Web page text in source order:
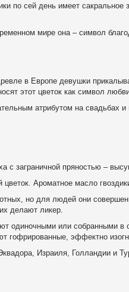
по сей день имеет
мире она – символ
в Европе девушки
этот цветок как символ
атрибутом на свадьбах
с заграничной пряностью –
цветок. Ароматное масло
но для людей они
делают ликер.
одиночными или собранными
гофрированные, эффектно
Израиля, Голландии и